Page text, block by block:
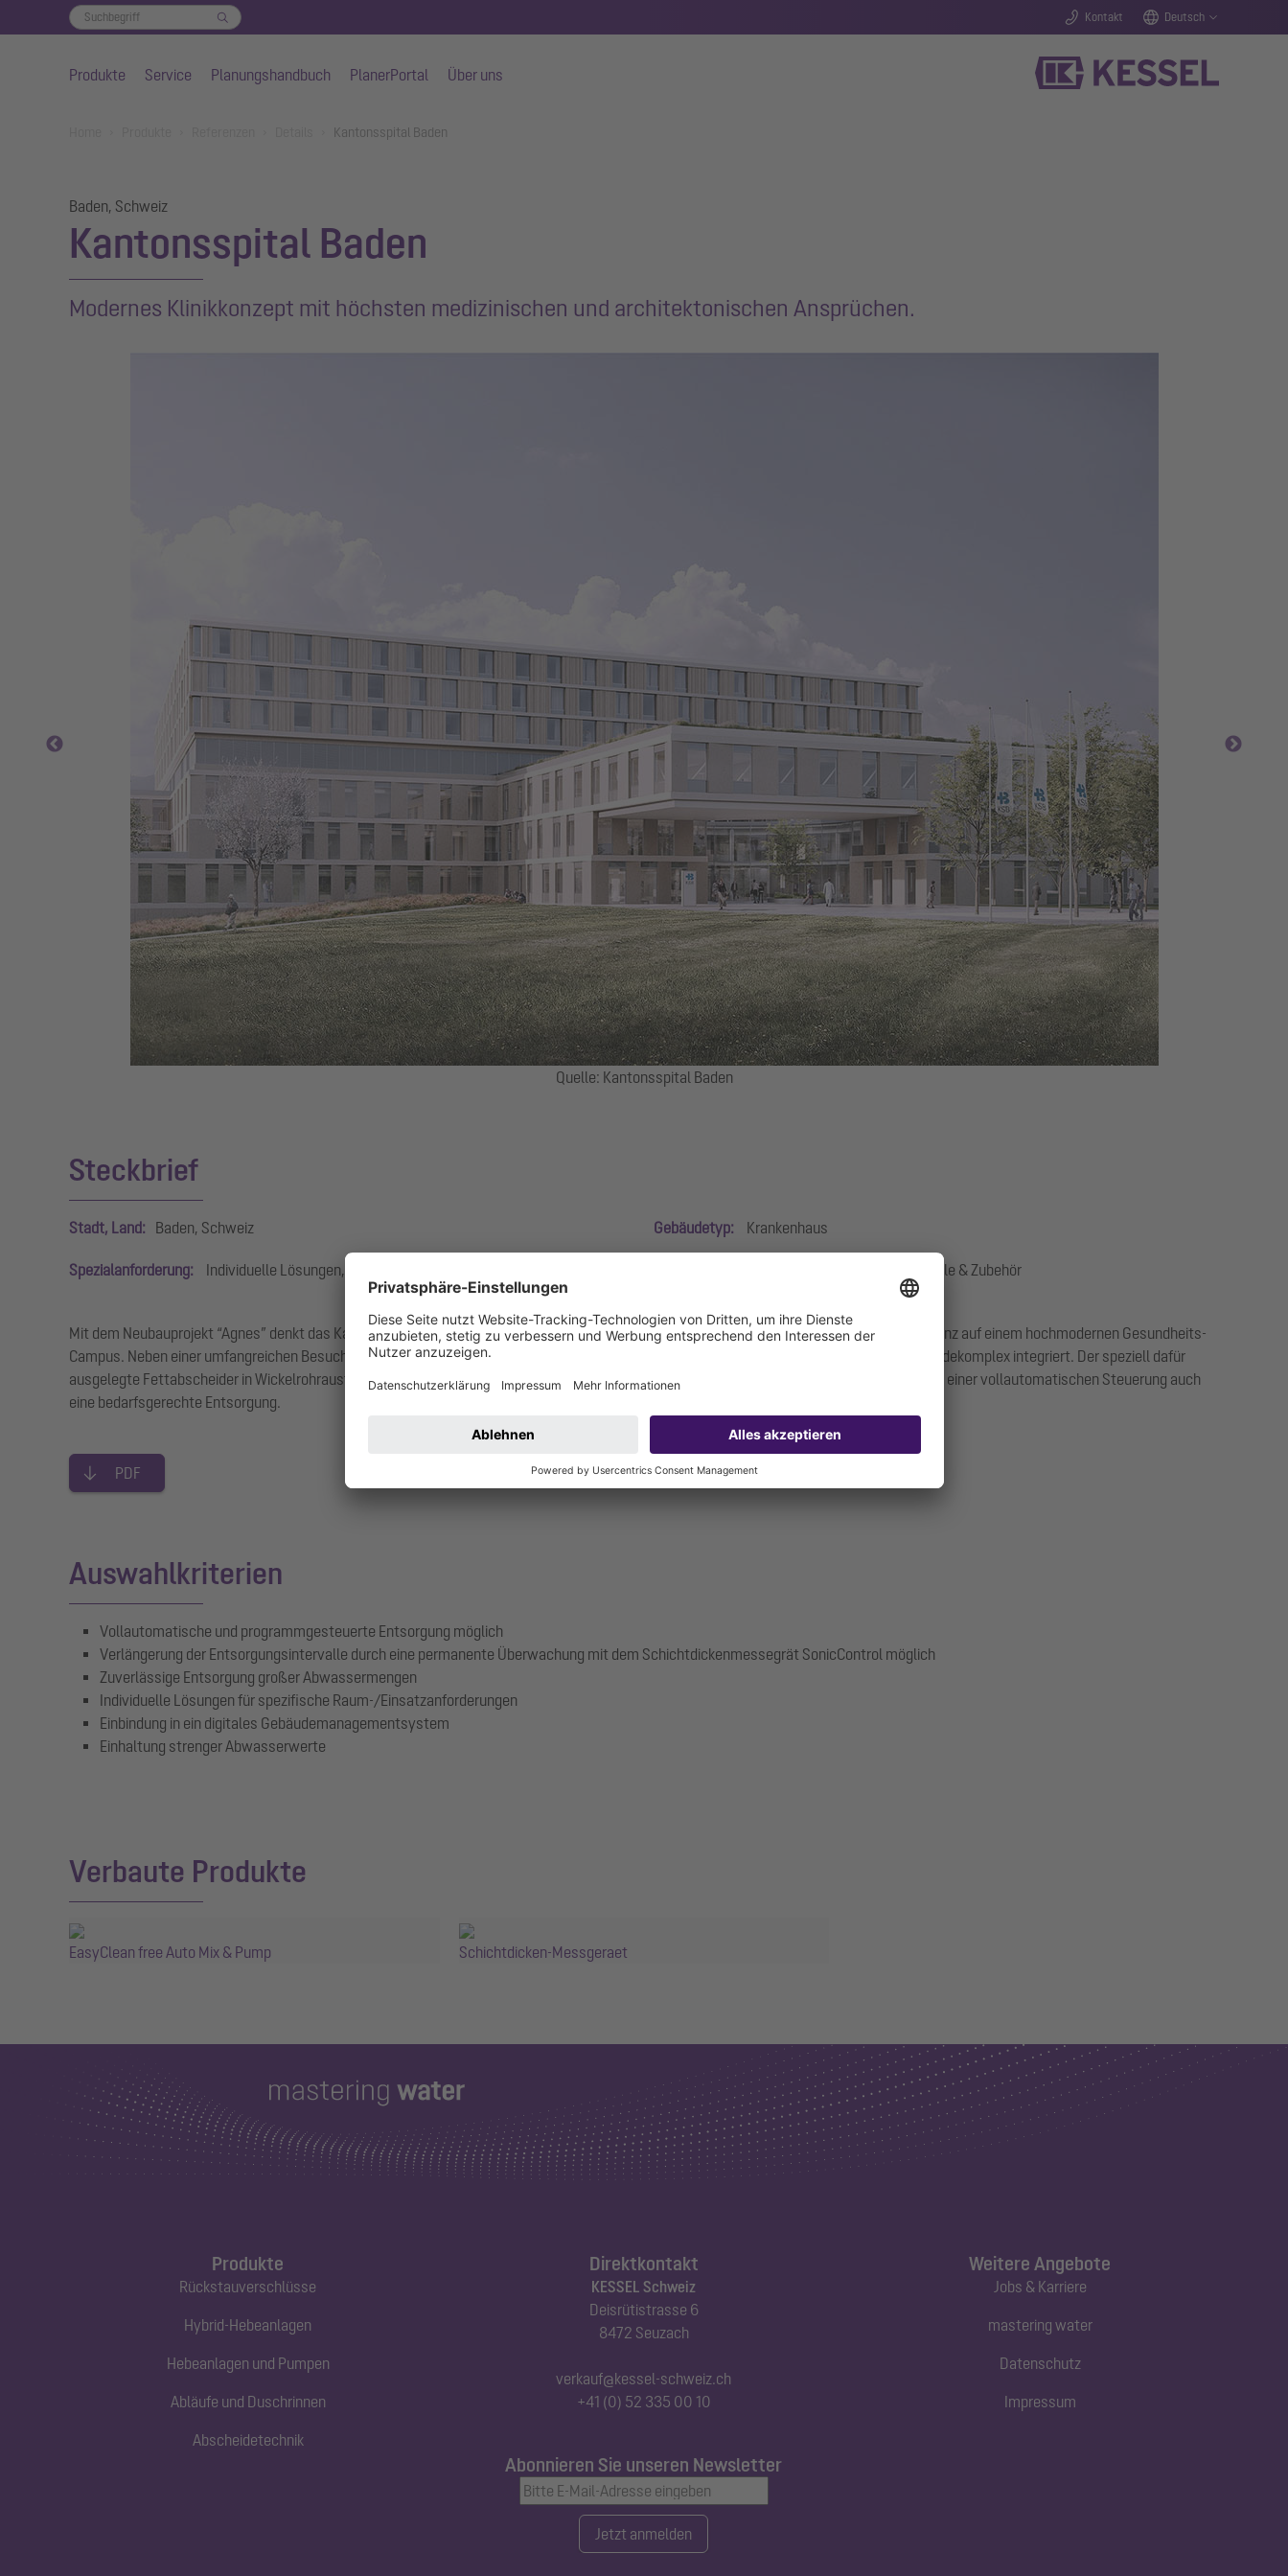
Kontakt Deutsch
Produkte Service Planungshandbuch PlanerPortal Über uns
Kantonsspital Baden
Baden, Schweiz
Kantonsspital Baden
Modernes Klinikkonzept mit höchsten medizinischen und architektonischen Ansprüchen.
Quelle: Kantonsspital Baden
Steckbrief
Stadt, Land: Baden, Schweiz Gebäudetyp: Krankenhaus
Spezialanforderung: Individuelle Lösungen, SonicControl Abscheidetechnik, Ersatzteile & Zubehör
Mit dem Neubauprojekt “Agnes” denkt das Kantonsspital Baden (KSB) den Klinikalltag komplett neu und bündelt seine medizinische Kompetenz auf einem hochmodernen Gesundheits-
Campus. Neben einer umfangreichen Besuchergastronomie sowie einem Mitarbeiterrestaurant ist auch eine Großküche in dem neuen Gebäudekomplex integriert. Der speziell dafür
ausgelegte Fettabscheider in Wickelrohrausführung berücksichtigt dabei nicht nur die spezifische Einbausituation, sondern ermöglicht neben einer vollautomatischen Steuerung auch
eine bedarfsgerechte Entsorgung.
PDF
Auswahlkriterien
Vollautomatische und programmgesteuerte Entsorgung möglich
Verlängerung der Entsorgungsintervalle durch eine permanente Überwachung mit dem Schichtdickenmessegrät SonicControl möglich
Zuverlässige Entsorgung großer Abwassermengen
Individuelle Lösungen für spezifische Raum-/Einsatzanforderungen
Einbindung in ein digitales Gebäudemanagementsystem
Einhaltung strenger Abwasserwerte
Verbaute Produkte
EasyClean free Auto Mix & Pump Schichtdicken-Messgeraet
Produkte
Rückstauverschlüsse
Hybrid-Hebeanlagen
Hebeanlagen und Pumpen
Abläufe und Duschrinnen
Abscheidetechnik
Direktkontakt
KESSEL Schweiz
Deisrütistrasse 6
8472 Seuzach
verkauf@kessel-schweiz.ch
+41 (0) 52 335 00 10
Abonnieren Sie unseren Newsletter
Jetzt anmelden
Weitere Angebote
Jobs & Karriere
mastering water
Datenschutz
Impressum